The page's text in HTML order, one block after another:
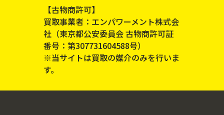
【古物商許可】
買取事業者：エンパワーメント株式会
社（東京都公安委員会 古物商許可証
番号：第307731604588号）
※当サイトは買取の媒介のみを行いま
す。